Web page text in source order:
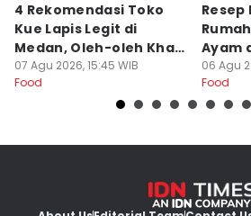
4 Rekomendasi Toko
Kue Lapis Legit di
Medan, Oleh-oleh Khas
Sumut
07 Agu 2026, 15:45 WIB
Food
Resep
Ayam
06 Agu
Food